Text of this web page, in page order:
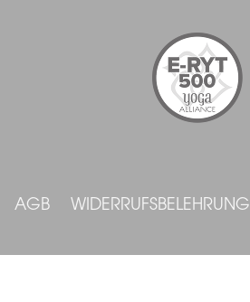
AGB WIDERRUFSBELEHRUNG